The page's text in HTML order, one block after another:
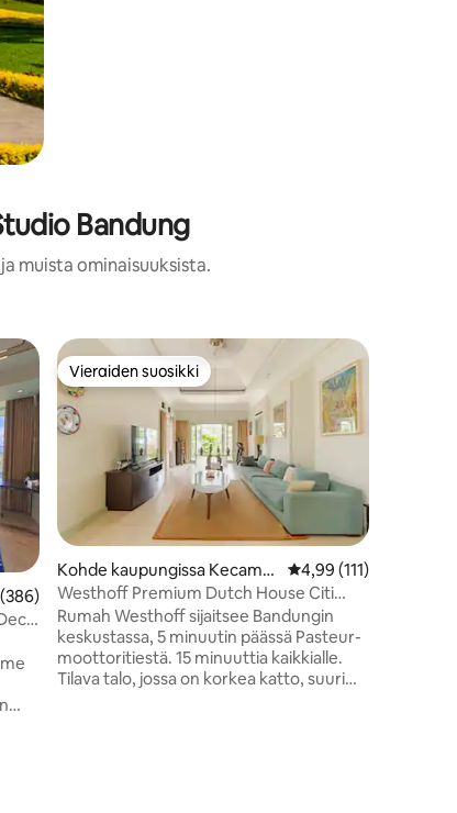
Bandung
muista ominaisuuksista.
arvio 4,92/5, 386 arvostelua
Vieraiden suosikki
Vieraiden suosikki
Kohde kaupungissa Kecamat
an Cicendo
Keskimääräinen arvio
4,99 (111)
Westhoff Premium Dutch House Citi
Center
Rumah Westhoff sijaitsee Bandungin
keskustassa, 5 minuutin päässä Pasteur-
moottoritiestä. 15 minuuttia kaikkialle.
Tilava talo, jossa on korkea katto, suuri